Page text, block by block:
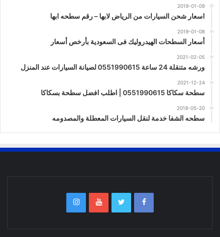
2019-01-09
اسعار شحن السيارات من الرياض لابها – رقم سطحه ابها
2019-01-08
أسعار السطحات الهيدروليك فى السعودية بأرخص أسعار
2021-02-05
ورشه متنقلة 24 ساعة 0551990615 لصيانة السيارات عند المنزل
2021-12-24
سطحة سكاكا 0551990615 | اطلب افضل سطحة بسكاكا
2018-05-20
سطحه الشفا خدمة لنقل السيارات المعطلة والمصدومه